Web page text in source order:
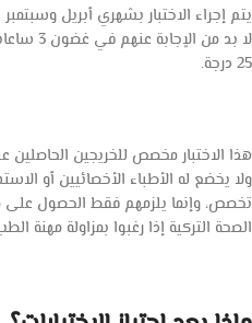
لا بد
25 درجة.
هذا الاختبار مخصص للخريجين
ولا يخضع له الأطباء الأخصائيين أو
تخصص، وإنما يلزمهم فقط الحصول على
الصحة التركية إذا رغبوا بمزاولة مهنة